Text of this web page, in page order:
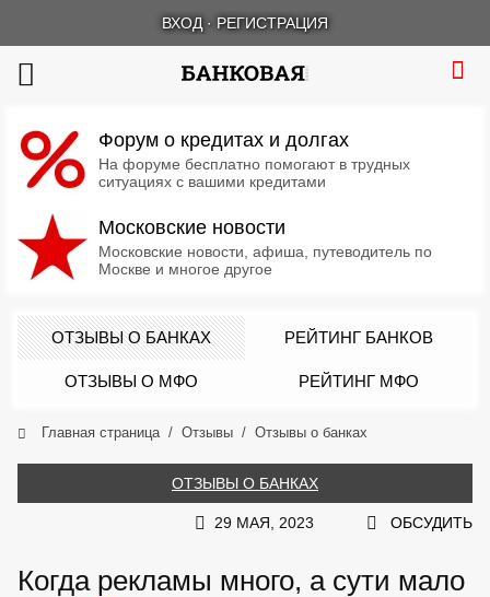
ВХОД · РЕГИСТРАЦИЯ
Форум о кредитах и долгах
На форуме бесплатно помогают в трудных
ситуациях с вашими кредитами
Московские новости
Московские новости, афиша, путеводитель по
Москве и многое другое
ОТЗЫВЫ О БАНКАХ РЕЙТИНГ БАНКОВ
ОТЗЫВЫ О МФО РЕЙТИНГ МФО
Главная страница Отзывы Отзывы о банках
ОТЗЫВЫ О БАНКАХ
29 МАЯ, 2023 ОБСУДИТЬ
Когда рекламы много, а сути мало